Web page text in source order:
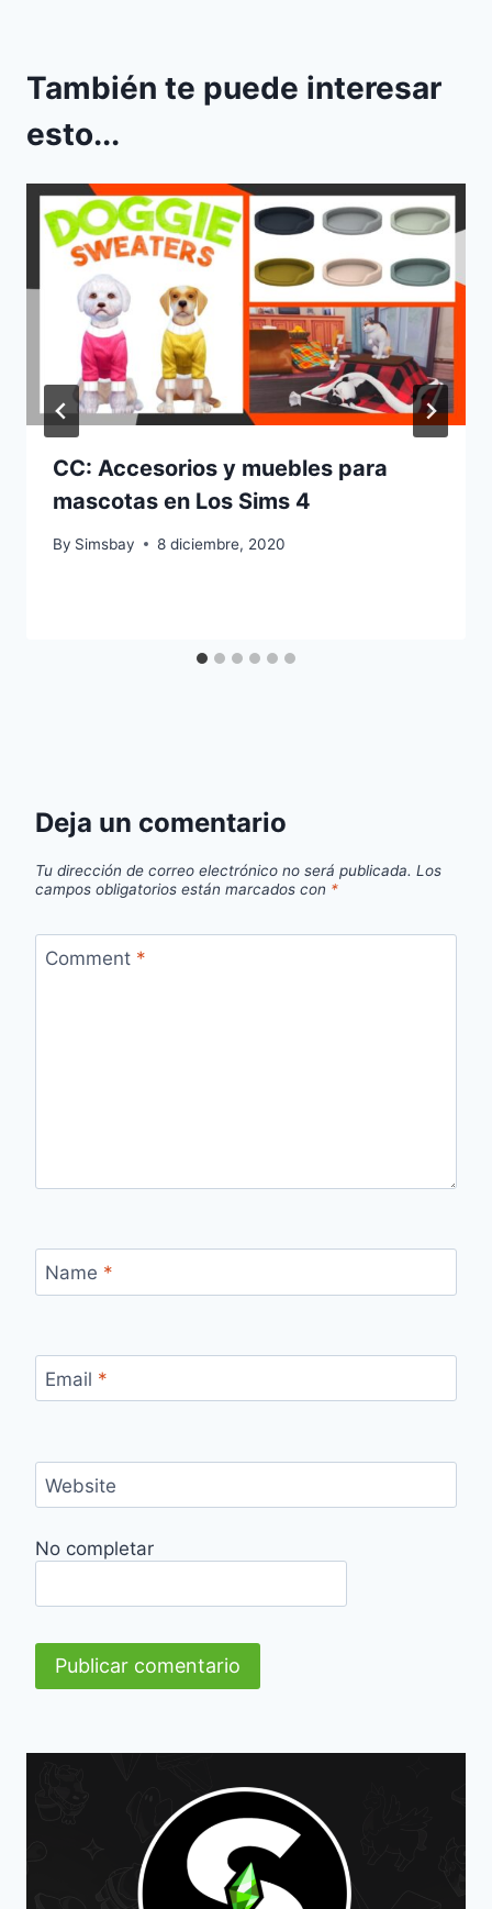
También te puede interesar
esto...
CC: Accesorios y muebles para
mascotas en Los Sims 4
By Simsbay 8 diciembre, 2020
Deja un comentario
Tu dirección de correo electrónico no será publicada. Los
campos obligatorios están marcados con *
Comment *
Name *
Email *
Website
No completar